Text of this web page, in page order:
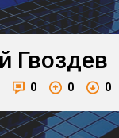
Гвоздев
0 0 0